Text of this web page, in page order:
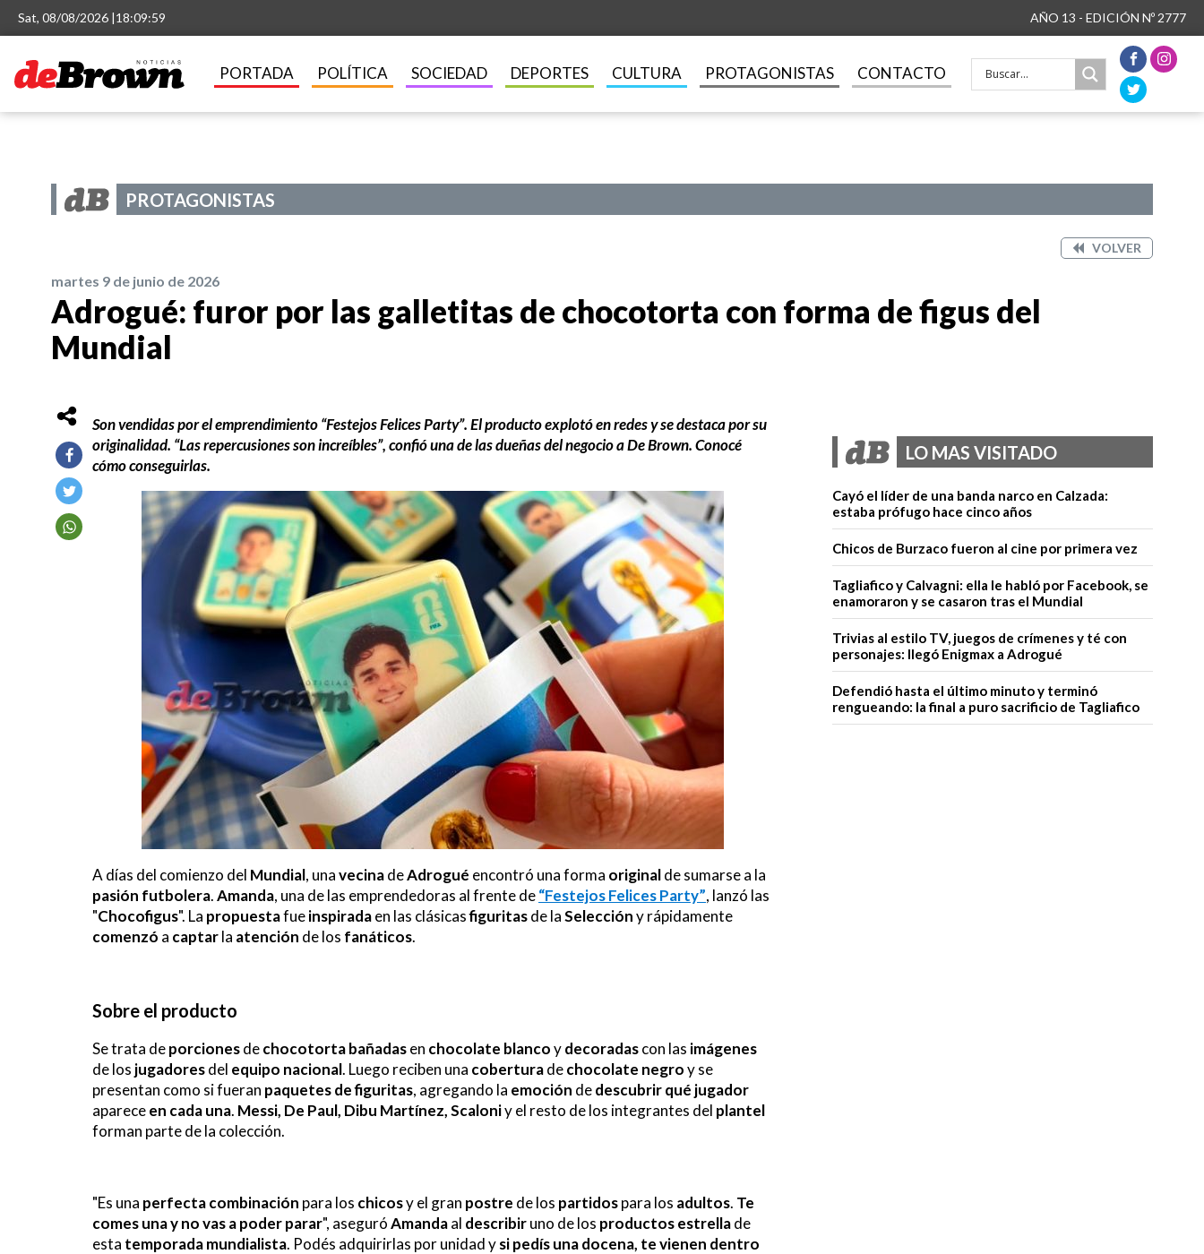
Sat, 08/08/2026 |18:10:00 AÑO 13 - EDICIÓN Nº 2777
PORTADA POLÍTICA SOCIEDAD DEPORTES CULTURA PROTAGONISTAS CONTACTO
PROTAGONISTAS
VOLVER
martes 9 de junio de 2026
Adrogué: furor por las galletitas de chocotorta con forma de figus del
Mundial
Son vendidas por el emprendimiento “Festejos Felices Party”. El producto explotó en redes y se destaca por su
originalidad. “Las repercusiones son increíbles”, confió una de las dueñas del negocio a De Brown. Conocé
cómo conseguirlas.
A días del comienzo del Mundial, unavecinadeAdrogué encontró una forma originalde sumarse a la
pasión futbolera.Amanda, una de las emprendedoras al frente de“Festejos Felices Party”, lanzó las
"Chocofigus". La propuestafueinspiradaen las clásicasfiguritasde laSeleccióny rápidamente
comenzó a captarla atención de los fanáticos.
Sobre el producto
Se trata deporcionesdechocotortabañadasen chocolate blancoydecoradascon las imágenes
de los jugadoresdel equipo nacional. Luego reciben una coberturadechocolate negroy se
presentan como si fueran paquetes de figuritas, agregando la emoción dedescubrirqué jugador
apareceen cada una. Messi, De Paul, Dibu Martínez, Scaloniy el resto de los integrantes del plantel
forman parte de la colección.
"Es una perfecta combinación para los chicosy el gran postre de los partidospara los adultos. Te
comes una y no vas a poder parar", aseguróAmandaal describiruno de los productosestrellade
esta temporada mundialista. Podés adquirirlas por unidad ysi pedís una docena, te vienen dentro
LO MAS VISITADO
Cayó el líder de una banda narco en Calzada:
estaba prófugo hace cinco años
Chicos de Burzaco fueron al cine por primera vez
Tagliafico y Calvagni: ella le habló por Facebook, se
enamoraron y se casaron tras el Mundial
Trivias al estilo TV, juegos de crímenes y té con
personajes: llegó Enigmax a Adrogué
Defendió hasta el último minuto y terminó
rengueando: la final a puro sacrificio de Tagliafico